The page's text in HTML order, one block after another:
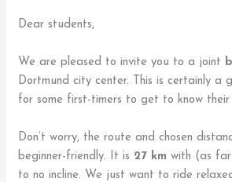
Dear students,
We are pleased to invite you to a joint
Dortmund city center. This is certainly a
for some first-timers to get to know their
Don’t worry, the route and chosen
beginner-friendly. It is 27 km with (as
to no incline. We just want to ride